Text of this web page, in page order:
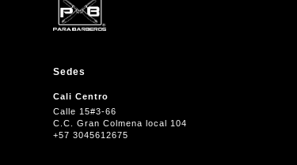
Sedes
Cali Centro
Calle 15#3-66
C.C. Gran Colmena local 104
+57 3045612675